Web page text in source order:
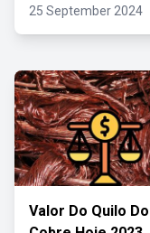
25 September 2024
Valor Do Quilo Do